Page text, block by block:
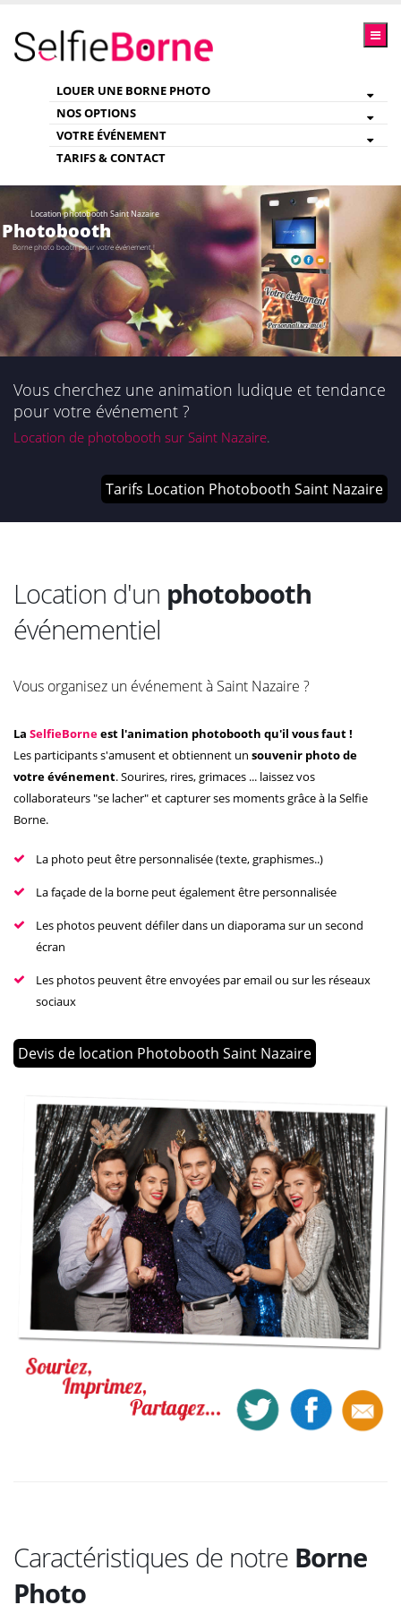
LOUER UNE BORNE PHOTO
NOS OPTIONS
VOTRE ÉVÉNEMENT
TARIFS & CONTACT
Location photobooth Saint Nazaire
Photobooth
Borne photo booth pour votre événement !
Vous cherchez une animation ludique et tendance
pour votre événement ?
Location de photobooth sur Saint Nazaire.
Tarifs Location Photobooth Saint Nazaire
Location d'un photobooth
événementiel
Vous organisez un événement à Saint Nazaire ?
La SelfieBorneest l'animation photobooth qu'il vous faut !
Les participants s'amusent et obtiennent un souvenir photo de
votre événement. Sourires, rires, grimaces ... laissez vos
collaborateurs "se lacher" et capturer ses moments grâce à la Selfie
Borne.
La photo peut être personnalisée (texte, graphismes..)
La façade de la borne peut également être personnalisée
Les photos peuvent défiler dans un diaporama sur un second
écran
Les photos peuvent être envoyées par email ou sur les réseaux
sociaux
Devis de location Photobooth Saint Nazaire
Caractéristiques de notre Borne
Photo